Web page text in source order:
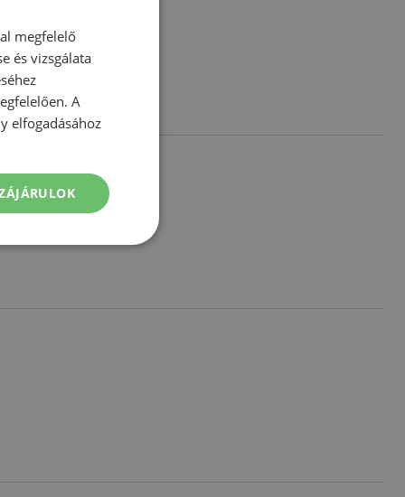
megfelelő
és vizsgálata
A
elfogadásához